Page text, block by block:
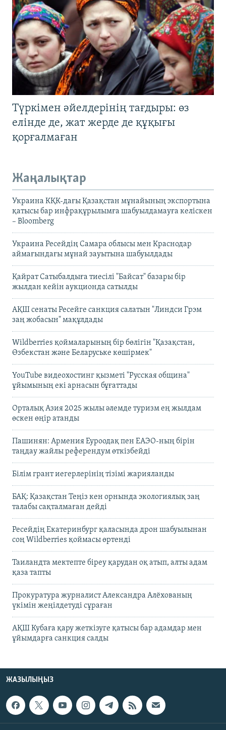
Түркімен әйелдерінің тағдыры: өз
елінде де, жат жерде де құқығы
қорғалмаған
Жаңалықтар
Украина КҚК-дағы Қазақстан мұнайының экспортына
қатысы бар инфрақұрылымға шабуылдамауға келіскен
– Bloomberg
Украина Ресейдің Самара облысы мен Краснодар
аймағындағы мұнай зауытына шабуылдады
Қайрат Сатыбалдыға тиесілі "Байсат" базары бір
жылдан кейін аукционда сатылды
АҚШ сенаты Ресейге санкция салатын "Линдси Грэм
заң жобасын" мақұлдады
Wildberries қоймаларының бір бөлігін "Қазақстан,
Өзбекстан және Беларуське көшірмек"
YouTube видеохостинг қызметі "Русская община"
ұйымының екі арнасын бұғаттады
Орталық Азия 2025 жылы әлемде туризм ең жылдам
өскен өңір атанды
Пашинян: Армения Еуроодақ пен ЕАЭО-ның бірін
таңдау жайлы референдум өткізбейді
Білім грант иегерлерінің тізімі жарияланды
БАҚ: Қазақстан Теңіз кен орнында экологиялық заң
талабы сақталмаған дейді
Ресейдің Екатеринбург қаласында дрон шабуылынан
соң Wildberries қоймасы өртенді
Таиландта мектепте біреу қарудан оқ атып, алты адам
қаза тапты
Прокуратура журналист Александра Алёхованың
үкімін жеңілдетуді сұраған
АҚШ Кубаға қару жеткізуге қатысы бар адамдар мен
ұйымдарға санкция салды
ЖАЗЫЛЫҢЫЗ